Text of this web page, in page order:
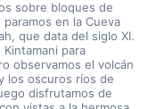
sobre bloques de
en la Cueva
que data del siglo XI.
para
observamos el volcán
los oscuros ríos de
disfrutamos de